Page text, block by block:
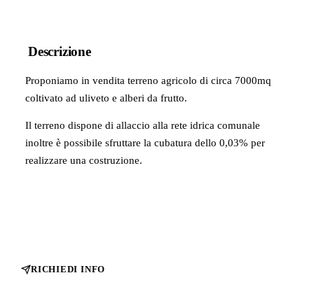
Descrizione
Proponiamo in vendita terreno agricolo di circa 7000mq
coltivato ad uliveto e alberi da frutto.
Il terreno dispone di allaccio alla rete idrica comunale
inoltre è possibile sfruttare la cubatura dello 0,03% per
realizzare una costruzione.
RICHIEDI INFO